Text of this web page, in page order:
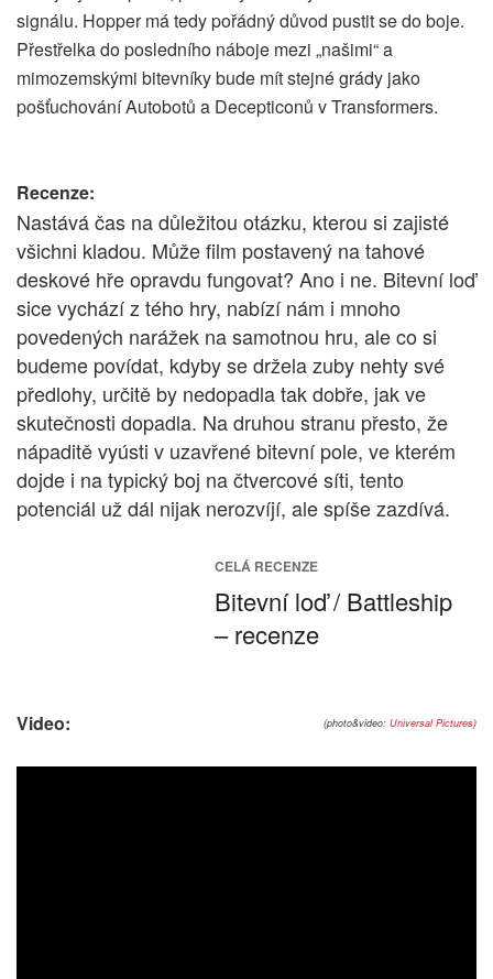
signálu. Hopper má tedy pořádný důvod pustit se do boje.
Přestřelka do posledního náboje mezi „našimi“ a
mimozemskými bitevníky bude mít stejné grády jako
pošťuchování Autobotů a Decepticonů v Transformers.
Recenze:
Nastává čas na důležitou otázku, kterou si zajisté
všichni kladou. Může film postavený na tahové
deskové hře opravdu fungovat? Ano i ne. Bitevní loď
sice vychází z tého hry, nabízí nám i mnoho
povedených narážek na samotnou hru, ale co si
budeme povídat, kdyby se držela zuby nehty své
předlohy, určitě by nedopadla tak dobře, jak ve
skutečnosti dopadla. Na druhou stranu přesto, že
nápaditě vyústi v uzavřené bitevní pole, ve kterém
dojde i na typický boj na čtvercové síti, tento
potenciál už dál nijak nerozvíjí, ale spíše zazdívá.
CELÁ RECENZE
Bitevní loď / Battleship
– recenze
(photo&video: Universal Pictures)
Video: